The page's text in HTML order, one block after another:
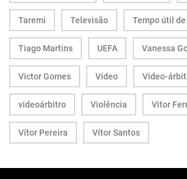
Taremi Televisão Tempo útil
Tiago Martins UEFA Vanessa
Victor Gomes Vídeo Vídeo-
videoárbitro Violência Vitor
Vítor Pereira Vítor Santos